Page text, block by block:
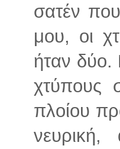
σατέν
μου, οι
ήταν δύο.
χτύπους
πλοίου